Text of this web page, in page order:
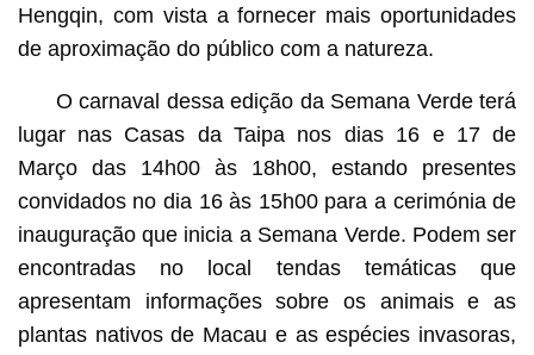
Hengqin, com vista a fornecer mais oportunidades
de aproximação do público com a natureza.
O carnaval dessa edição da Semana Verde terá
lugar nas Casas da Taipa nos dias 16 e 17 de
Março das 14h00 às 18h00, estando presentes
convidados no dia 16 às 15h00 para a cerimónia de
inauguração que inicia a Semana Verde. Podem ser
encontradas no local tendas temáticas que
apresentam informações sobre os animais e as
plantas nativos de Macau e as espécies invasoras,